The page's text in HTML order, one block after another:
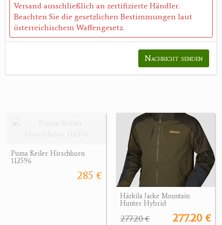
Versand ausschließlich an zertifizierte Händler.
Beachten Sie die gesetzlichen Bestimmungen laut
österreichischem Waffengesetz.
Nachricht senden
Puma Keiler Hirschhorn
112596
285 €
Härkila Jacke Mountain
Hunter Hybrid
277.20 €
277.20 €